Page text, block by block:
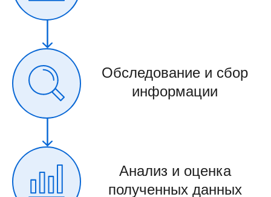
Обследование и сбор
информации
Анализ и оценка
полученных данных